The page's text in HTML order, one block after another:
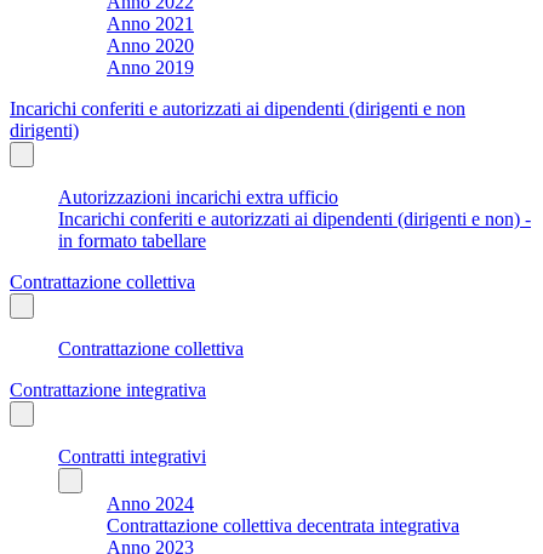
Anno 2021
Anno 2020
Anno 2019
Incarichi conferiti e autorizzati ai dipendenti (dirigenti e non
dirigenti)
Autorizzazioni incarichi extra ufficio
Incarichi conferiti e autorizzati ai dipendenti (dirigenti e non) -
in formato tabellare
Contrattazione collettiva
Contrattazione collettiva
Contrattazione integrativa
Contratti integrativi
Anno 2024
Contrattazione collettiva decentrata integrativa
Anno 2023